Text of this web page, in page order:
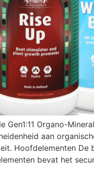
Gen1:11 Organo-
aan
Hoofdelementen De
bevat het